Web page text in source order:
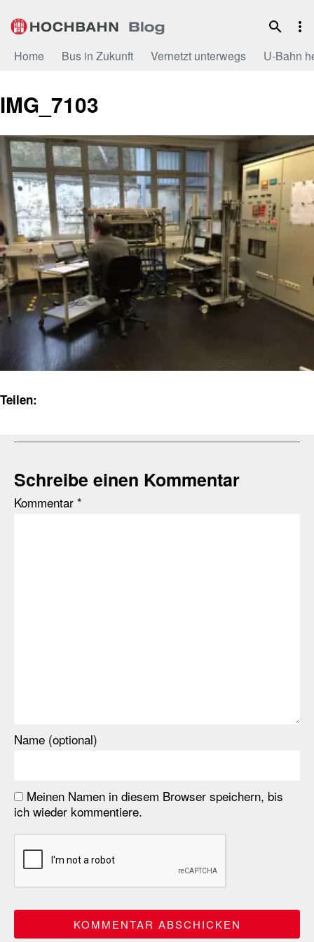
Inhalt
Home Bus in Zukunft Vernetzt unterwegs U-Bahn
IMG_7103
Teilen:
Schreibe einen Kommentar
Kommentar *
Name (optional)
Meinen Namen in diesem Browser speichern, bis
ich wieder kommentiere.